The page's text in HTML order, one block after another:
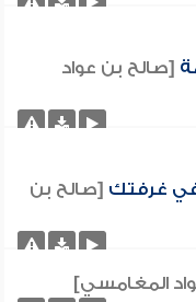
[صالح بن عواد
في غرفتك [صالح بن
المغامسي]